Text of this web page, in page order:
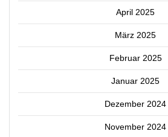
April 2025
März 2025
Februar 2025
Januar 2025
Dezember 2024
November 2024